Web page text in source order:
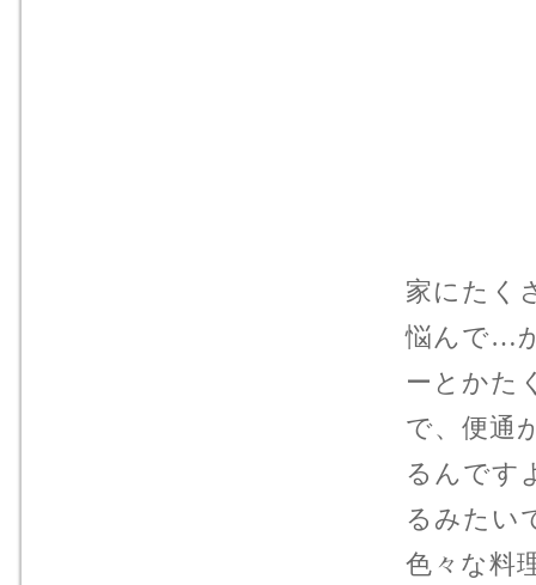
家にたく
悩んで…
ーとかた
で、便通
るんです
るみたい
色々な料